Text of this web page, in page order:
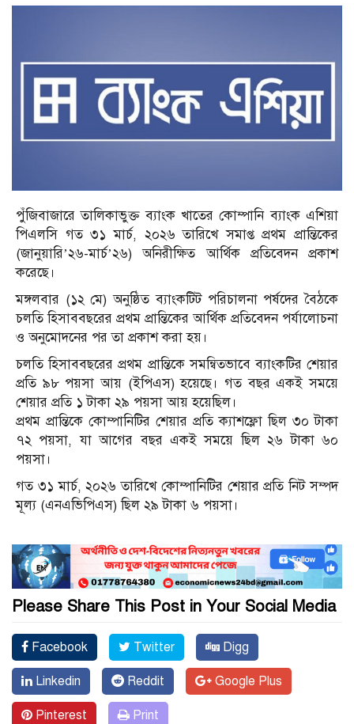
পুঁজিবাজারে তালিকাভুক্ত ব্যাংক খাতের কোম্পানি ব্যাংক এশিয়া
পিএলসি গত ৩১ মার্চ, ২০২৬ তারিখে সমাপ্ত প্রথম প্রান্তিকের
(জানুয়ারি’২৬-মার্চ’২৬) অনিরীক্ষিত আর্থিক প্রতিবেদন প্রকাশ
করেছে।
মঙ্গলবার (১২ মে) অনুষ্ঠিত ব্যাংকটিট পরিচালনা পর্ষদের বৈঠকে
চলতি হিসাববছরের প্রথম প্রান্তিকের আর্থিক প্রতিবেদন পর্যালোচনা
ও অনুমোদনের পর তা প্রকাশ করা হয়।
চলতি হিসাববছরের প্রথম প্রান্তিকে সমন্বিতভাবে ব্যাংকটির শেয়ার
প্রতি ৯৮ পয়সা আয় (ইপিএস) হয়েছে। গত বছর একই সময়ে
শেয়ার প্রতি ১ টাকা ২৯ পয়সা আয় হয়েছিল।
প্রথম প্রান্তিকে কোম্পানিটির শেয়ার প্রতি ক্যাশফ্লো ছিল ৩০ টাকা
৭২ পয়সা, যা আগের বছর একই সময়ে ছিল ২৬ টাকা ৬০
পয়সা।
গত ৩১ মার্চ, ২০২৬ তারিখে কোম্পানিটির শেয়ার প্রতি নিট সম্পদ
মূল্য (এনএভিপিএস) ছিল ২৯ টাকা ৬ পয়সা।
Please Share This Post in Your Social Media
Facebook Twitter Digg
Linkedin Reddit Google Plus
Pinterest Print